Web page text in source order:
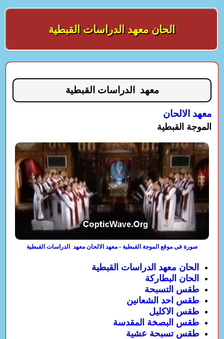
الحان معهد الدراسات القبطية
معهد الدراسات القبطية
معهد الالحان
الموجة القبطية
صورة فى موقع الموجة القبطية - معهد الالحان معهد الدراسات القبطية
الحان معهد الدراسات القبطية
الحان البطاركة
طقس التسبحة
طقس احد الشعانين
طقس الاكليل
طقس البصخة المقدسة
طقس تسبحة عشية